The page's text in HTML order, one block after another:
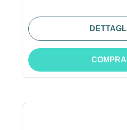
DETTAGLI
COMPRA